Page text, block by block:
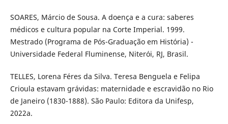
SOARES, Márcio de Sousa. A doença e a cura: saberes
médicos e cultura popular na Corte Imperial. 1999.
Mestrado (Programa de Pós-Graduação em História) -
Universidade Federal Fluminense, Niterói, RJ, Brasil.
TELLES, Lorena Féres da Silva. Teresa Benguela e Felipa
Crioula estavam grávidas: maternidade e escravidão no Rio
de Janeiro (1830-1888). São Paulo: Editora da Unifesp,
2022a.